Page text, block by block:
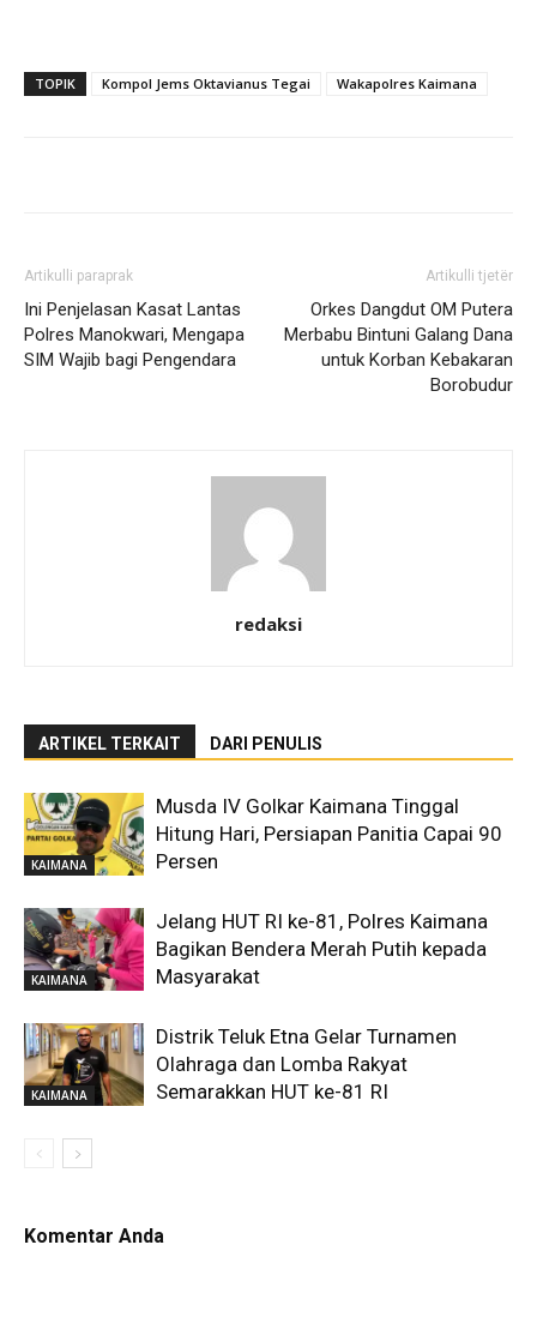
TOPIK Kompol Jems Oktavianus Tegai Wakapolres Kaimana
Artikulli paraprak
Ini Penjelasan Kasat Lantas
Polres Manokwari, Mengapa
SIM Wajib bagi Pengendara
Artikulli tjetër
Orkes Dangdut OM Putera
Merbabu Bintuni Galang Dana
untuk Korban Kebakaran
Borobudur
redaksi
ARTIKEL TERKAIT DARI PENULIS
KAIMANA
Musda IV Golkar Kaimana Tinggal
Hitung Hari, Persiapan Panitia Capai 90
Persen
KAIMANA
Jelang HUT RI ke-81, Polres Kaimana
Bagikan Bendera Merah Putih kepada
Masyarakat
KAIMANA
Distrik Teluk Etna Gelar Turnamen
Olahraga dan Lomba Rakyat
Semarakkan HUT ke-81 RI
Komentar Anda